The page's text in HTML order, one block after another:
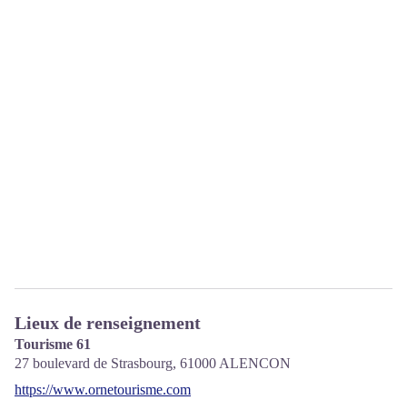
Lieux de renseignement
Tourisme 61
27 boulevard de Strasbourg, 61000 ALENCON
https://www.ornetourisme.com